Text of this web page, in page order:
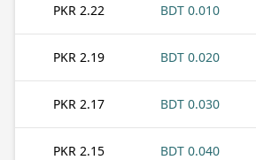
0.010 BDT
2.22 PKR
0.020 BDT
2.19 PKR
0.030 BDT
2.17 PKR
0.040 BDT
2.15 PKR